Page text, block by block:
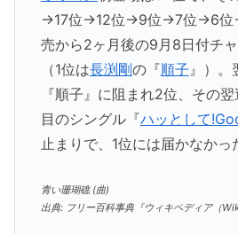
→17位→12位→9位→7位→6位
売から2ヶ月後の9月8日付チ
（1位は長渕剛の『順子 』）。
『順子』に阻まれ2位、その翌
目のシングル『ハッとして
止まりで、1位には届かなかっ
青い珊瑚礁 (曲)
出典: フリー百科事典『ウィキペディア（